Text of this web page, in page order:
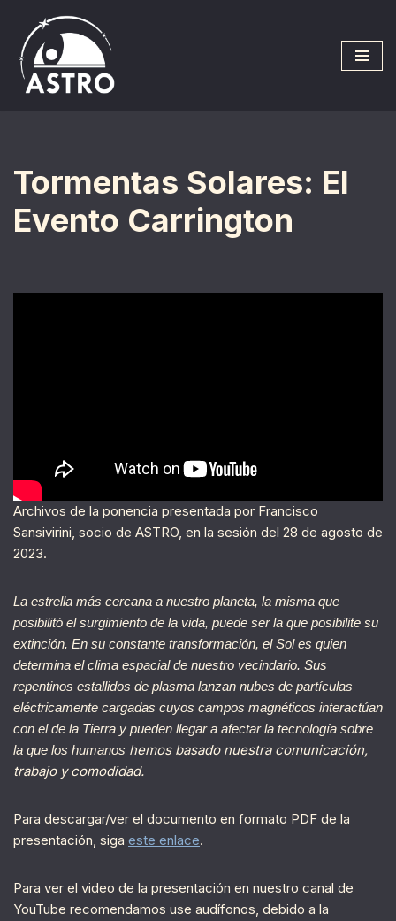
Saltar
al
contenido
Tormentas Solares: El
Evento Carrington
Archivos de la ponencia presentada por Francisco
Sansivirini, socio de ASTRO, en la sesión del 28 de agosto de
2023.
La estrella más cercana a nuestro planeta, la misma que
posibilitó el surgimiento de la vida, puede ser la que posibilite su
extinción. En su constante transformación, el Sol es quien
determina el clima espacial de nuestro vecindario. Sus
repentinos estallidos de plasma lanzan nubes de partículas
eléctricamente cargadas cuyos campos magnéticos interactúan
con el de la Tierra y pueden llegar a afectar la tecnología sobre
la que los humanos hemos basado nuestra comunicación,
trabajo y comodidad.
Para descargar/ver el documento en formato PDF de la
presentación, siga este enlace.
Para ver el video de la presentación en nuestro canal de
YouTube recomendamos use audífonos, debido a la